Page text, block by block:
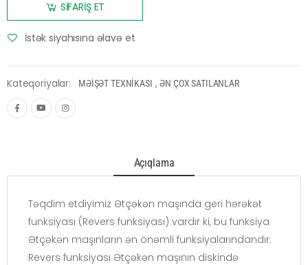
SİFARİŞ ET
İstək siyahısına əlavə et
Kateqoriyalar: MƏİŞƏT TEXNİKASI ,ƏN ÇOX SATILANLAR
Açıqlama
Təqdim etdiyimiz Ətçəkən maşında geri hərəkət
funksiyası (Revers funksiyası) vardır ki, bu funksiya
Ətçəkən maşınların ən önəmli funksiyalarındandır.
Revers funksiyası Ətçəkən maşının diskində